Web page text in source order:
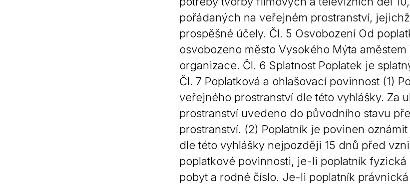
pořádaných na veřejném prostranství,
prospěšné účely. Čl. 5 Osvobození Od
osvobozeno město Vysokého Mýta
organizace. Čl. 6 Splatnost Poplatek je
Čl. 7 Poplatková a ohlašovací povinnost (1)
veřejného prostranství dle této vyhlášky. Za
prostranství uvedeno do původního stavu
prostranství. (2) Poplatník je povinen
dle této vyhlášky nejpozději 15 dnů před
poplatkové povinnosti, je-li poplatník
pobyt a rodné číslo. Je-li poplatník